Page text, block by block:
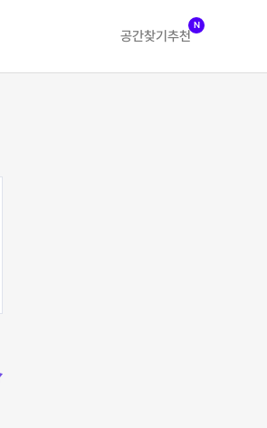
공간찾기 추천
N